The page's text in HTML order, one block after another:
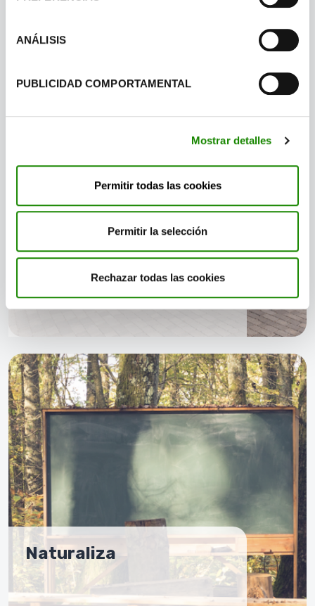
ANÁLISIS
PUBLICIDAD COMPORTAMENTAL
Mostrar detalles
Permitir todas las cookies
Permitir la selección
Rechazar todas las cookies
TheCircularLab
Naturaliza